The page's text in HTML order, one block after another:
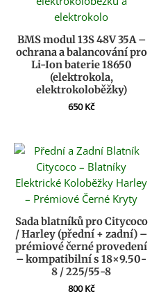
BMS modul 13S 48V 35A –
ochrana a balancování pro
Li-Ion baterie 18650
(elektrokola,
elektrokoloběžky)
650Kč
Sada blatníků pro Citycoco
/ Harley (přední + zadní) –
prémiové černé provedení
– kompatibilní s 18×9.50-
8 / 225/55-8
800Kč